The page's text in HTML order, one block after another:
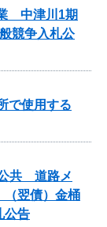
中津川1期
競争入札公
で使用する
共 道路メ
（翌債）金桶
公告